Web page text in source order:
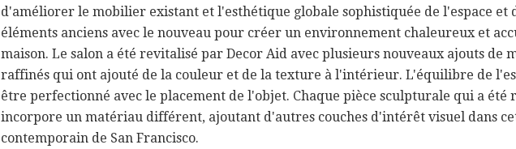
d'améliorer le mobilier existant et l'esthétique globale sophistiquée de l'espace et
éléments anciens avec le nouveau pour créer un environnement chaleureux et
maison. Le salon a été revitalisé par Decor Aid avec plusieurs nouveaux ajouts de
raffinés qui ont ajouté de la couleur et de la texture à l'intérieur. L'équilibre de
être perfectionné avec le placement de l'objet. Chaque pièce sculpturale qui a été
incorpore un matériau différent, ajoutant d'autres couches d'intérêt visuel dans
contemporain de San Francisco.